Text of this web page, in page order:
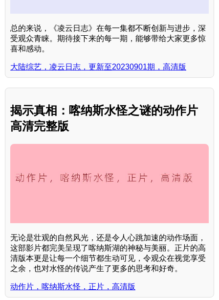
总的来说，《凌云日志》在每一集都不断创新与进步，深
受观众青睐。期待接下来的每一期，能够带给大家更多惊
喜和感动。
大陆综艺，凌云日志，更新至20230901期，高清版
揭示真相：喀纳斯水怪之谜的动作片
高清完整版
无论是壮观的自然风光，还是令人心跳加速的动作场面，
这部影片都完美呈现了喀纳斯湖的神秘与美丽。正片的高
清版本更是让每一个细节都生动可见，令观众在视觉享受
之余，也对水怪的传说产生了更多的思考和好奇。
动作片，喀纳斯水怪，正片，高清版